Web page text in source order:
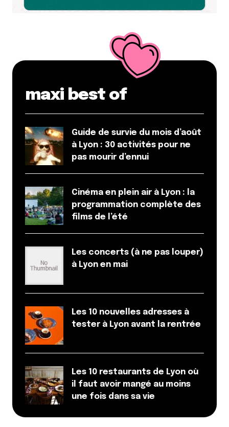
maxi best of
Guide de survie du mois d’août
à Lyon : 30 activités pour ne
pas mourir d’ennui
Cinéma en plein air à Lyon : la
programmation complète des
films de l’été
Les concerts (à ne pas louper)
à Lyon en mai
Les 10 nouvelles adresses à
tester à Lyon avant la rentrée
Les 10 restaurants de Lyon où
il faut avoir mangé au moins
une fois dans sa vie